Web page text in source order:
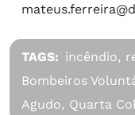
TAGS: incêndio,
Bombeiros
Agudo, Quarta